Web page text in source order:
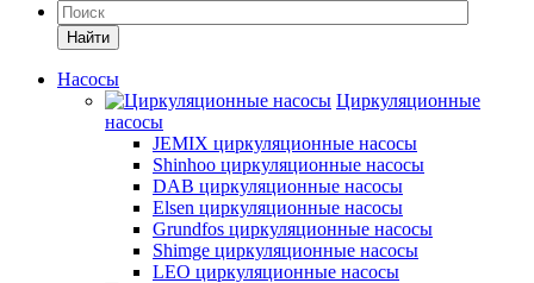
Найти
Насосы
Циркуляционные
насосы
JEMIX циркуляционные насосы
Shinhoo циркуляционные насосы
DAB циркуляционные насосы
Elsen циркуляционные насосы
Grundfos циркуляционные насосы
Shimge циркуляционные насосы
LEO циркуляционные насосы